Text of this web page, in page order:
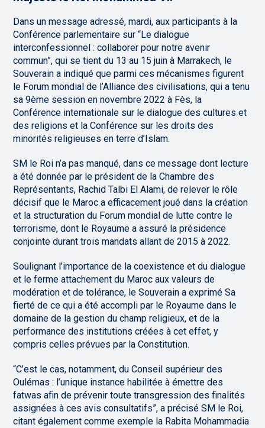
Dans un message adressé, mardi, aux participants à la
Conférence parlementaire sur “Le dialogue
interconfessionnel : collaborer pour notre avenir
commun”, qui se tient du 13 au 15 juin à Marrakech, le
Souverain a indiqué que parmi ces mécanismes figurent
le Forum mondial de l’Alliance des civilisations, qui a tenu
sa 9ème session en novembre 2022 à Fès, la
Conférence internationale sur le dialogue des cultures et
des religions et la Conférence sur les droits des
minorités religieuses en terre d’Islam.
SM le Roi n’a pas manqué, dans ce message dont lecture
a été donnée par le président de la Chambre des
Représentants, Rachid Talbi El Alami, de relever le rôle
décisif que le Maroc a efficacement joué dans la création
et la structuration du Forum mondial de lutte contre le
terrorisme, dont le Royaume a assuré la présidence
conjointe durant trois mandats allant de 2015 à 2022.
Soulignant l’importance de la coexistence et du dialogue
et le ferme attachement du Maroc aux valeurs de
modération et de tolérance, le Souverain a exprimé Sa
fierté de ce qui a été accompli par le Royaume dans le
domaine de la gestion du champ religieux, et de la
performance des institutions créées à cet effet, y
compris celles prévues par la Constitution.
“C’est le cas, notamment, du Conseil supérieur des
Oulémas : l’unique instance habilitée à émettre des
fatwas afin de prévenir toute transgression des finalités
assignées à ces avis consultatifs”, a précisé SM le Roi,
citant également comme exemple la Rabita Mohammadia